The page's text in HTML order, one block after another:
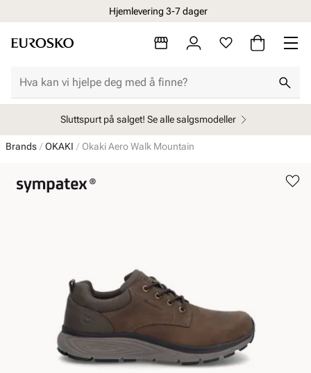
Hjemlevering 3-7 dager
Sluttspurt på salget! Se alle salgsmodeller
Brands OKAKI Okaki Aero Walk Mountain